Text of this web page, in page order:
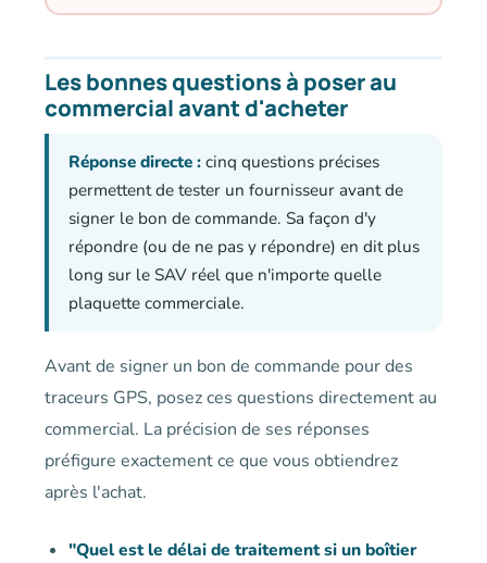
Les bonnes questions à poser au
commercial avant d'acheter
Réponse directe :cinq questions précises
permettent de tester un fournisseur avant de
signer le bon de commande. Sa façon d'y
répondre (ou de ne pas y répondre) en dit plus
long sur le SAV réel que n'importe quelle
plaquette commerciale.
Avant de signer un bon de commande pour des
traceurs GPS, posez ces questions directement au
commercial. La précision de ses réponses
préfigure exactement ce que vous obtiendrez
après l'achat.
"Quel est le délai de traitement si un boîtier